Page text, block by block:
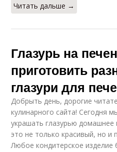
Читать дальше →
Глазурь на
приготовить
глазури для
Добрыть день, дорогие
кулинарного сайта! Сегодня
украшать глазурью домашнее
это не только красивый, но и
Любое кондитерское изделие